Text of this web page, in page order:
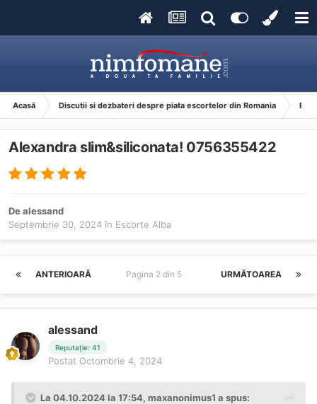
Acasă Discutii si dezbateri despre piata escortelor din Romania
Alexandra slim&siliconata! 0756355422
Dealessand
Septembrie 30, 2024 în Escorte Alba
ANTERIOARĂ URMĂTOAREA
Pagina 2 din 5
alessand
Reputație: 41
Postat Octombrie 4, 2024
La 04.10.2024 la 17:54, maxanonimus1 a spus: